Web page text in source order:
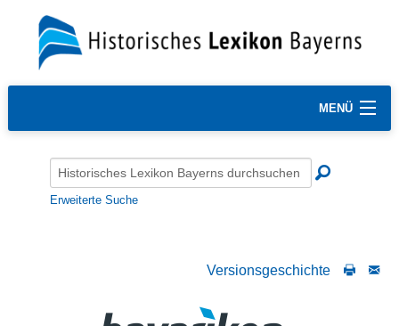
MENÜ
Erweiterte Suche
Versionsgeschichte